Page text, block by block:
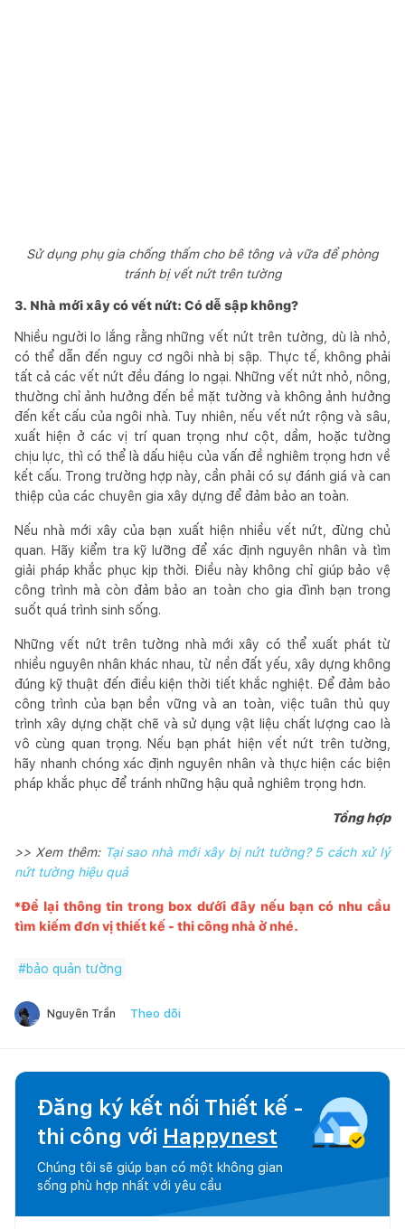
Sử dụng phụ gia chống thấm cho bê tông và vữa để phòng
tránh bị vết nứt trên tường
3. Nhà mới xây có vết nứt: Có dễ sập không?
Nhiều người lo lắng rằng những vết nứt trên tường, dù là nhỏ,
có thể dẫn đến nguy cơ ngôi nhà bị sập. Thực tế, không phải
tất cả các vết nứt đều đáng lo ngại. Những vết nứt nhỏ, nông,
thường chỉ ảnh hưởng đến bề mặt tường và không ảnh hưởng
đến kết cấu của ngôi nhà. Tuy nhiên, nếu vết nứt rộng và sâu,
xuất hiện ở các vị trí quan trọng như cột, dầm, hoặc tường
chịu lực, thì có thể là dấu hiệu của vấn đề nghiêm trọng hơn về
kết cấu. Trong trường hợp này, cần phải có sự đánh giá và can
thiệp của các chuyên gia xây dựng để đảm bảo an toàn.
Nếu nhà mới xây của bạn xuất hiện nhiều vết nứt, đừng chủ
quan. Hãy kiểm tra kỹ lưỡng để xác định nguyên nhân và tìm
giải pháp khắc phục kịp thời. Điều này không chỉ giúp bảo vệ
công trình mà còn đảm bảo an toàn cho gia đình bạn trong
suốt quá trình sinh sống.
Những vết nứt trên tường nhà mới xây có thể xuất phát từ
nhiều nguyên nhân khác nhau, từ nền đất yếu, xây dựng không
đúng kỹ thuật đến điều kiện thời tiết khắc nghiệt. Để đảm bảo
công trình của bạn bền vững và an toàn, việc tuân thủ quy
trình xây dựng chặt chẽ và sử dụng vật liệu chất lượng cao là
vô cùng quan trọng. Nếu bạn phát hiện vết nứt trên tường,
hãy nhanh chóng xác định nguyên nhân và thực hiện các biện
pháp khắc phục để tránh những hậu quả nghiêm trọng hơn.
Tổng hợp
>> Xem thêm: Tại sao nhà mới xây bị nứt tường? 5 cách xử lý
nứt tường hiệu quả
*Để lại thông tin trong box dưới đây nếu bạn có nhu cầu
tìm kiếm đơn vị thiết kế - thi công nhà ở nhé.
#bảo quản tường
Nguyên Trần Theo dõi
Đăng ký kết nối Thiết kế -
thi công với Happynest
Chúng tôi sẽ giúp bạn có một không gian
sống phù hợp nhất với yêu cầu